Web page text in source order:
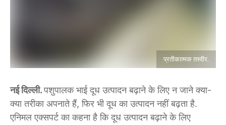
प्रतीकात्मक तस्वीर.
नई दिल्ली.पशुपालक भाई दूध उत्पादन बढ़ाने के लिए न जाने क्या-
क्या तरीका अपनाते हैं, फिर भी दूध का उत्पादन नहीं बढ़ता है.
एनिमल एक्सपर्ट का कहना है कि दूध उत्पादन बढ़ाने के लिए